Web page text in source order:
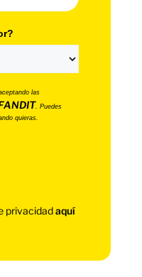
las
. Puedes
quieras.
privacidadaquí